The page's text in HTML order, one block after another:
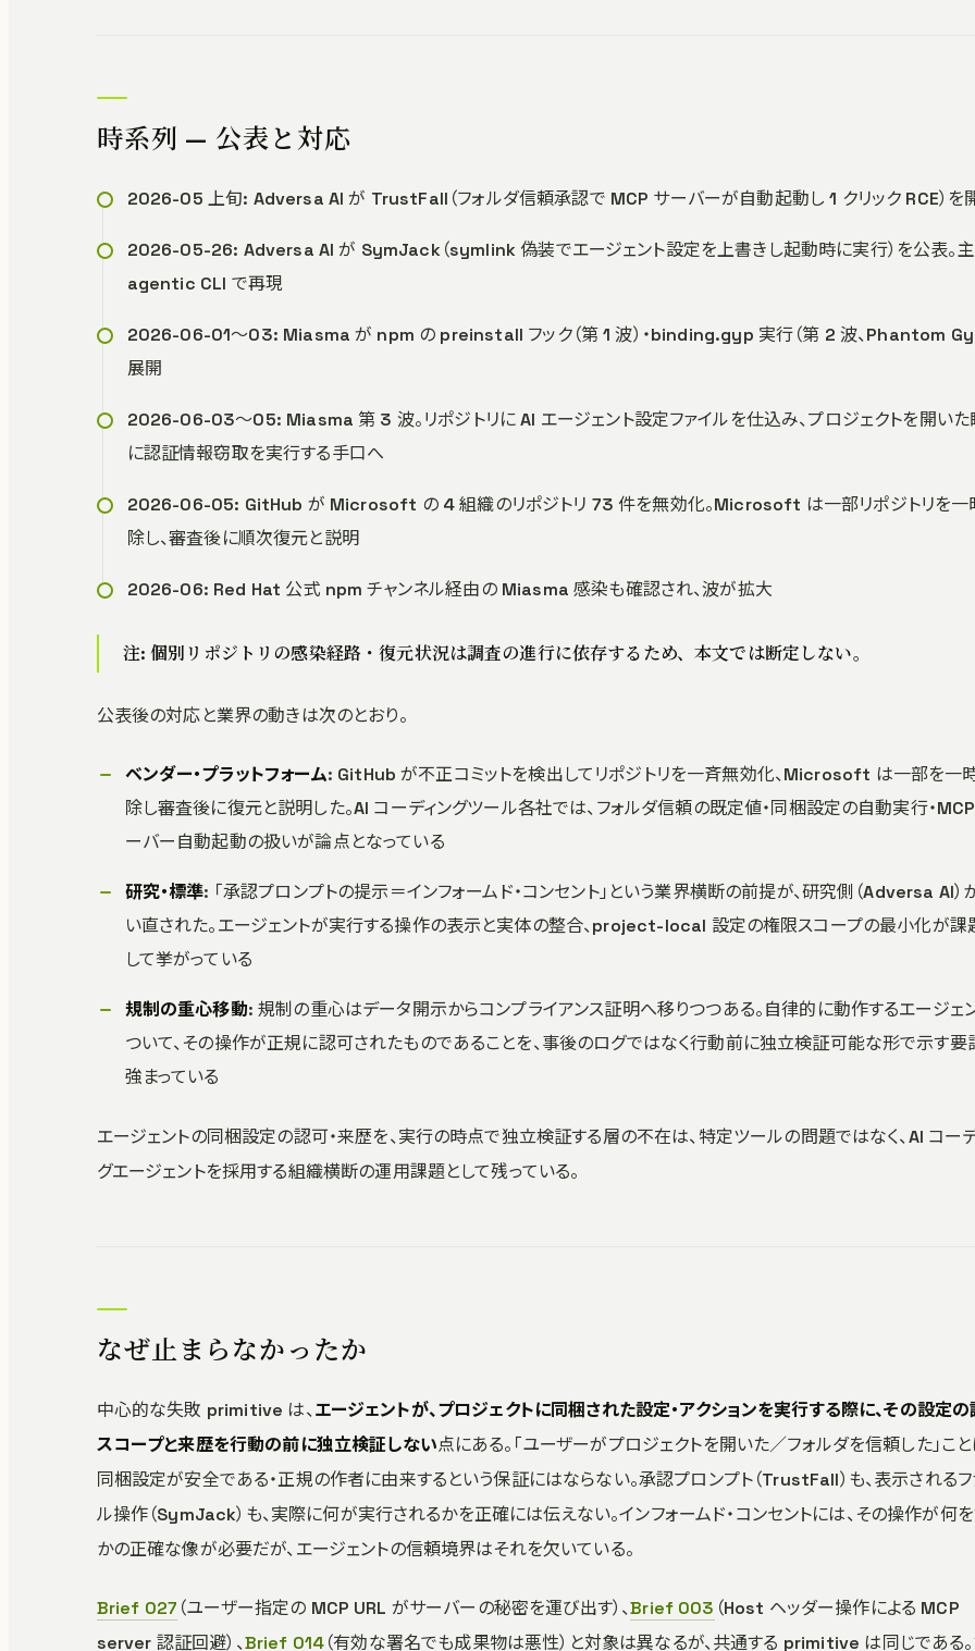
時系列 — 公表と対応
2026-05 上旬: Adversa AI が TrustFall（フォルダ信頼承認で MCP サーバーが自動起動し 1 クリック RCE）を
2026-05-26: Adversa AI が SymJack（symlink 偽装でエージェント設定を上書きし起動時に実行）を公表。
agentic CLI で再現
2026-06-01〜03: Miasma が npm の preinstall フック（第 1 波）・binding.gyp 実行（第 2 波、Phantom
展開
2026-06-03〜05: Miasma 第 3 波。リポジトリに AI エージェント設定ファイルを仕込み、プロジェクトを開いた
に認証情報窃取を実行する手口へ
2026-06-05: GitHub が Microsoft の 4 組織のリポジトリ 73 件を無効化。Microsoft は一部リポジトリを一
除し、審査後に順次復元と説明
2026-06: Red Hat 公式 npm チャンネル経由の Miasma 感染も確認され、波が拡大
注: 個別リポジトリの感染経路・復元状況は調査の進行に依存するため、本文では断定しない。
公表後の対応と業界の動きは次のとおり。
ベンダー・プラットフォーム: GitHub が不正コミットを検出してリポジトリを一斉無効化、Microsoft は一部を一
除し審査後に復元と説明した。AI コーディングツール各社では、フォルダ信頼の既定値・同梱設定の自動実行・
ーバー自動起動の扱いが論点となっている
研究・標準: 「承認プロンプトの提示＝インフォームド・コンセント」という業界横断の前提が、研究側（Adversa AI）
い直された。エージェントが実行する操作の表示と実体の整合、project-local 設定の権限スコープの最小化が課
して挙がっている
規制の重心移動: 規制の重心はデータ開示からコンプライアンス証明へ移りつつある。自律的に動作するエージェ
ついて、その操作が正規に認可されたものであることを、事後のログではなく行動前に独立検証可能な形で示す要
強まっている
エージェントの同梱設定の認可・来歴を、実行の時点で独立検証する層の不在は、特定ツールの問題ではなく、AI コー
グエージェントを採用する組織横断の運用課題として残っている。
なぜ止まらなかったか
中心的な失敗 primitive は、エージェントが、プロジェクトに同梱された設定・アクションを実行する際に、その設定
スコープと来歴を行動の前に独立検証しない点にある。「ユーザーがプロジェクトを開いた／フォルダを信頼した」こと
同梱設定が安全である・正規の作者に由来するという保証にはならない。承認プロンプト（TrustFall）も、表示されるフ
ル操作（SymJack）も、実際に何が実行されるかを正確には伝えない。インフォームド・コンセントには、その操作が何
かの正確な像が必要だが、エージェントの信頼境界はそれを欠いている。
Brief 027 （ユーザー指定の MCP URL がサーバーの秘密を運び出す）、Brief 003 （Host ヘッダー操作による MCP
server 認証回避）、Brief 014（有効な署名でも成果物は悪性）と対象は異なるが、共通する primitive は同じである